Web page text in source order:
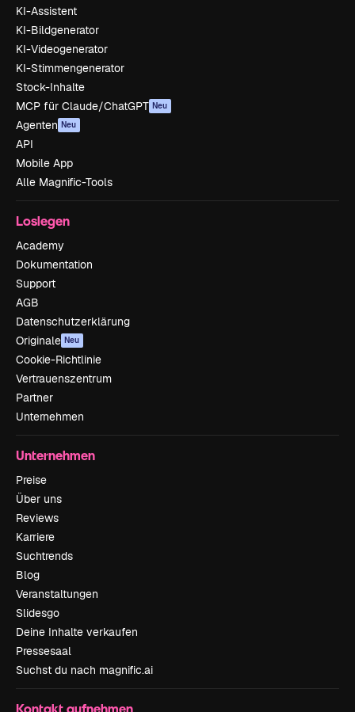
KI-Assistent
KI-Bildgenerator
KI-Videogenerator
KI-Stimmengenerator
Stock-Inhalte
MCP für Claude/ChatGPT Neu
Agenten Neu
API
Mobile App
Alle Magnific-Tools
Loslegen
Academy
Dokumentation
Support
AGB
Datenschutzerklärung
Originale Neu
Cookie-Richtlinie
Vertrauenszentrum
Partner
Unternehmen
Unternehmen
Preise
Über uns
Reviews
Karriere
Suchtrends
Blog
Veranstaltungen
Slidesgo
Deine Inhalte verkaufen
Pressesaal
Suchst du nach magnific.ai
Kontakt aufnehmen